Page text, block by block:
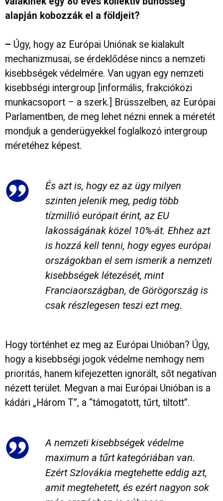
alapján kobozzák el a földjeit?
– Úgy, hogy az Európai Uniónak se kialakult
mechanizmusai, se érdeklődése nincs a nemzeti
kisebbségek védelmére. Van ugyan egy nemzeti
kisebbségi intergroup [informális, frakcióközi
munkacsoport – a szerk.] Brüsszelben, az Európai
Parlamentben, de meg lehet nézni ennek a méretét
mondjuk a genderügyekkel foglalkozó intergroup
méretéhez képest.
És azt is, hogy ez az ügy milyen
szinten jelenik meg, pedig több
tízmillió európait érint, az EU
lakosságának közel 10%-át. Ehhez azt
is hozzá kell tenni, hogy egyes európai
országokban el sem ismerik a nemzeti
kisebbségek létezését, mint
Franciaországban, de Görögország is
csak részlegesen teszi ezt meg.
Hogy történhet ez meg az Európai Unióban? Úgy,
hogy a kisebbségi jogok védelme nemhogy nem
prioritás, hanem kifejezetten ignorált, sőt negatívan
nézett terület. Megvan a mai Európai Unióban is a
kádári „Három T”, a “támogatott, tűrt, tiltott”.
A nemzeti kisebbségek védelme
maximum a tűrt kategóriában van.
Ezért Szlovákia megtehette eddig azt,
amit megtehetett, és ezért nagyon sok